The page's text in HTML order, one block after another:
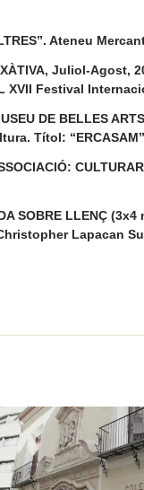
Ateneu
XÀTIVA, Juliol-
XVII Festival
DE BELLES
Títol:
SOBRE LLENÇ
Lapacan